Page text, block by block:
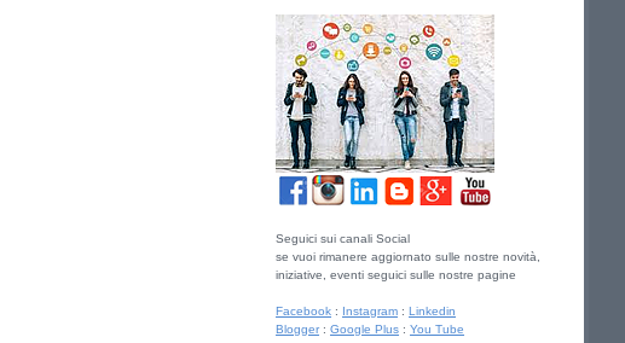
Seguici sui canali Social
se vuoi rimanere aggiornato sulle nostre novità,
iniziative, eventi seguici sulle nostre pagine
Facebook : Instagram :Linkedin
Blogger:Google Plus :You Tube